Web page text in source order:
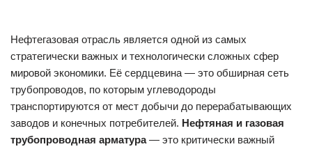
Нефтегазовая отрасль является одной из самых
стратегически важных и технологически сложных сфер
мировой экономики. Её сердцевина — это обширная сеть
трубопроводов, по которым углеводороды
транспортируются от мест добычи до перерабатывающих
заводов и конечных потребителей. Нефтяная и газовая
трубопроводная арматура— это критически важный